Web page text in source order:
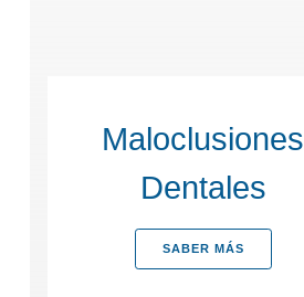
Maloclusiones
Dentales
SABER MÁS